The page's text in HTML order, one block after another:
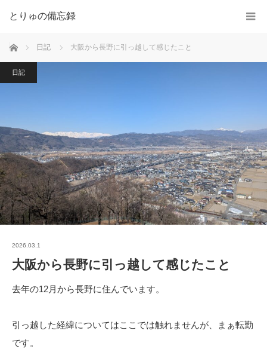
とりゅの備忘録
ホーム 日記 大阪から長野に引っ越して感じたこと
日記
2026.03.1
大阪から長野に引っ越して感じたこと
去年の12月から長野に住んでいます。
引っ越した経緯についてはここでは触れませんが、まぁ転勤
です。